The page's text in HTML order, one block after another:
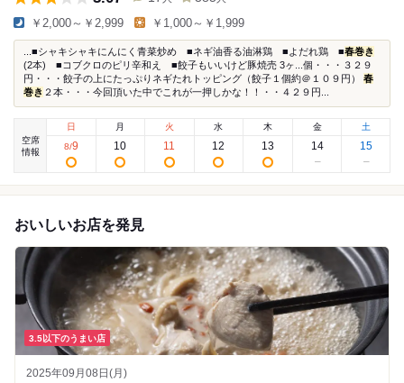
￥2,000～￥2,999 ￥1,000～￥1,999
...■シャキシャキにんにく青菜炒め ■ネギ油香る油淋鶏 ■よだれ鶏 ■春巻き
(2本) ■コブクロのピリ辛和え ■餃子もいいけど豚焼売 3ヶ...個・・・３２９
円・・・餃子の上にたっぷりネギたれトッピング（餃子１個約＠１０９円） 春
巻き ２本・・・今回頂いた中でこれが一押しかな！！・・４２９円...
空席
情報
日
8/9
月
10
火
11
水
12
木
13
金
14
土
15
おいしいお店を発見
3.5以下のうまい店
2025年09月08日(月)